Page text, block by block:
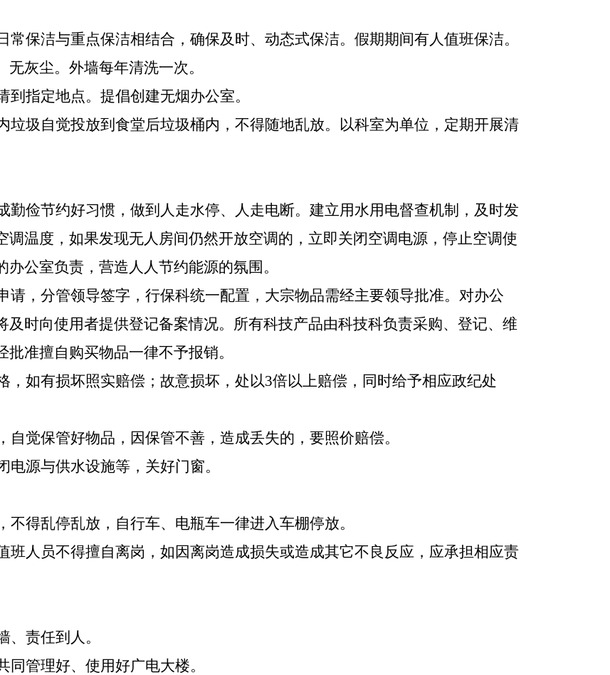
常保洁与重点保洁相结合，确保及时、动态式保洁。假期期间有人值班保洁。
灰尘。外墙每年清洗一次。
指定地点。提倡创建无烟办公室。
垃圾自觉投放到食堂后垃圾桶内，不得随地乱放。以科室为单位，定期开展清
勤俭节约好习惯，做到人走水停、人走电断。建立用水用电督查机制，及时发
温度，如果发现无人房间仍然开放空调的，立即关闭空调电源，停止空调使
公室负责，营造人人节约能源的氛围。
请，分管领导签字，行保科统一配置，大宗物品需经主要领导批准。对办公
及时向使用者提供登记备案情况。所有科技产品由科技科负责采购、登记、维
准擅自购买物品一律不予报销。
，如有损坏照实赔偿；故意损坏，处以3倍以上赔偿，同时给予相应政纪处
自觉保管好物品，因保管不善，造成丢失的，要照价赔偿。
源与供水设施等，关好门窗。
得乱停乱放，自行车、电瓶车一律进入车棚停放。
班人员不得擅自离岗，如因离岗造成损失或造成其它不良反应，应承担相应责
责任到人。
管理好、使用好广电大楼。